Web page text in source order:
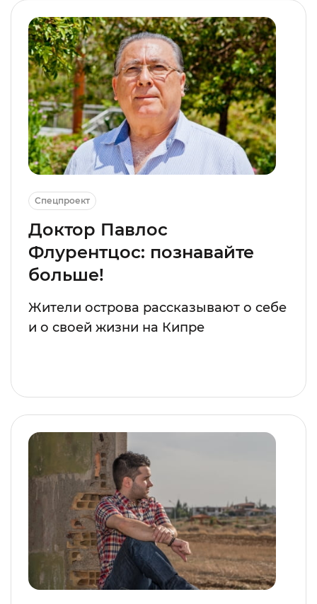
Спецпроект
Доктор Павлос
Флурентцос: познавайте
больше!
Жители острова рассказывают о себе
и о своей жизни на Кипре